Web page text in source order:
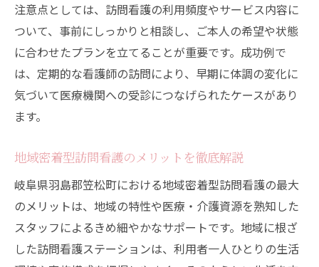
注意点としては、訪問看護の利用頻度やサービス内容に
ついて、事前にしっかりと相談し、ご本人の希望や状態
に合わせたプランを立てることが重要です。成功例で
は、定期的な看護師の訪問により、早期に体調の変化に
気づいて医療機関への受診につなげられたケースがあり
ます。
地域密着型訪問看護のメリットを徹底解説
岐阜県羽島郡笠松町における地域密着型訪問看護の最大
のメリットは、地域の特性や医療・介護資源を熟知した
スタッフによるきめ細やかなサポートです。地域に根ざ
した訪問看護ステーションは、利用者一人ひとりの生活